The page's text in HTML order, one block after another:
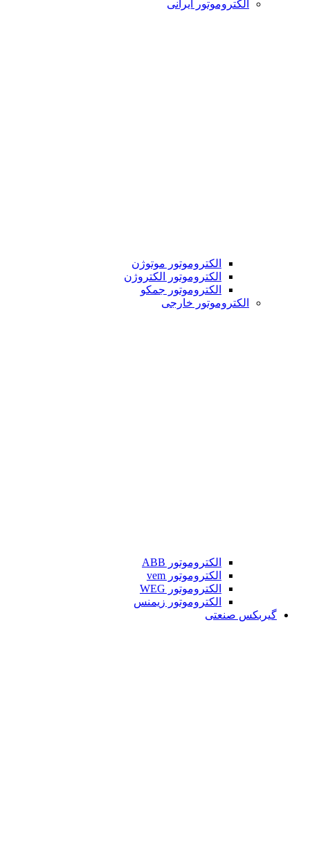
الکتروموتور ایرانی
الکتروموتور موتوژن
الکتروموتور الکتروژن
الکتروموتور جمکو
الکتروموتور خارجی
الکتروموتور ABB
الکتروموتور vem
الکتروموتور WEG
الکتروموتور زیمنس
گیربکس صنعتی